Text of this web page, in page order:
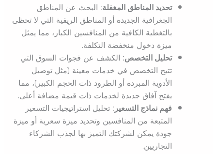
تحديد المناطق المغفلة:البحث عن المناطق
الجغرافية الجديدة أو المناطق الريفية التي لا تحظى
بالتغطية الكافية من المنافسين الكبار، مما يمثل
ميزة دخول منخفضة التكلفة.
تحليل التخصص:الكشف عن فجوات السوق التي
تتيح التخصص في خدمات معينة (مثل توصيل
الأدوية المبردة أو الطرود ذات الحجم الكبير)، مما
يفتح آفاق جديدة لخدمات ذات قيمة مضافة أعلى.
فهم نماذج التسعير:تحليل استراتيجيات التسعير
المتبعة من المنافسين وتحديد ميزة سعرية أو ميزة
جودة يمكن لشركتك التميز بها لجذب الشركاء
التجاريين.